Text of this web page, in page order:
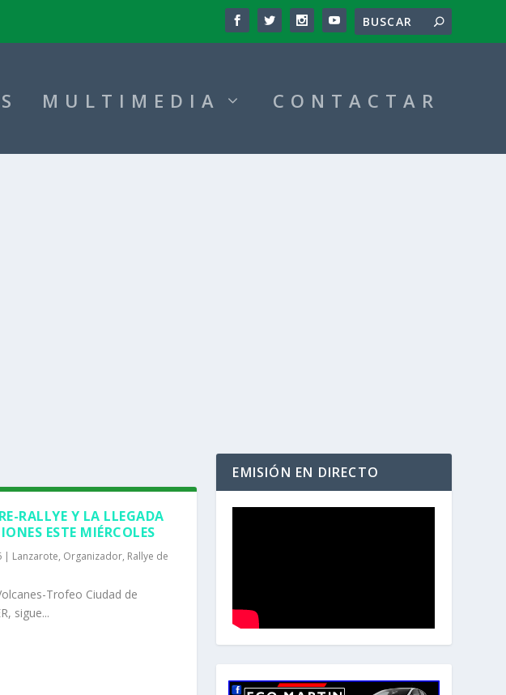
MULTIMEDIA CONTACTAR
RALLYE Y LA LLEGADA
ESTE MIÉRCOLES
| Lanzarote, Organizador, Rallye de
Trofeo Ciudad de
sigue...
EMISIÓN EN DIRECTO